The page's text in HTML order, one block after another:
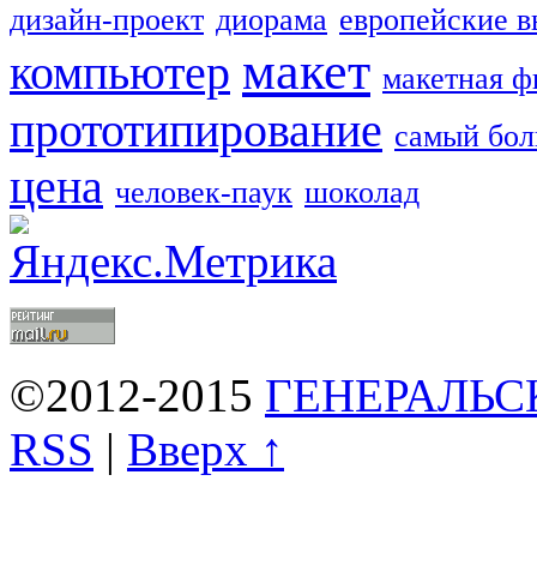
дизайн-проект диорама европейские
компьютер макет макетная
прототипирование самый
цена человек-паук шоколад
©2012-2015
RSS | Вверх ↑